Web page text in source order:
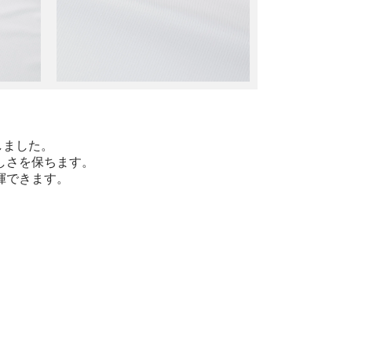
した。
を保ちます。
きます。